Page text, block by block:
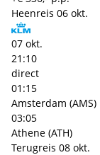
Heenreis 06 okt.
07 okt.
21:10
direct
01:15
Amsterdam (AMS)
03:05
Athene (ATH)
Terugreis 08 okt.